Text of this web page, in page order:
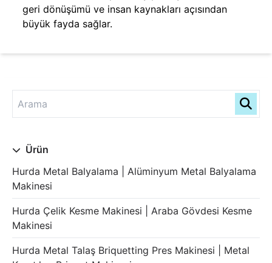
Ürün
Hurda Metal Balyalama | Alüminyum Metal Balyalama
Makinesi
Hurda Çelik Kesme Makinesi | Araba Gövdesi Kesme
Makinesi
Hurda Metal Talaş Briquetting Pres Makinesi | Metal
geri dönüşümü ve insan kaynakları açısından
büyük fayda sağlar.